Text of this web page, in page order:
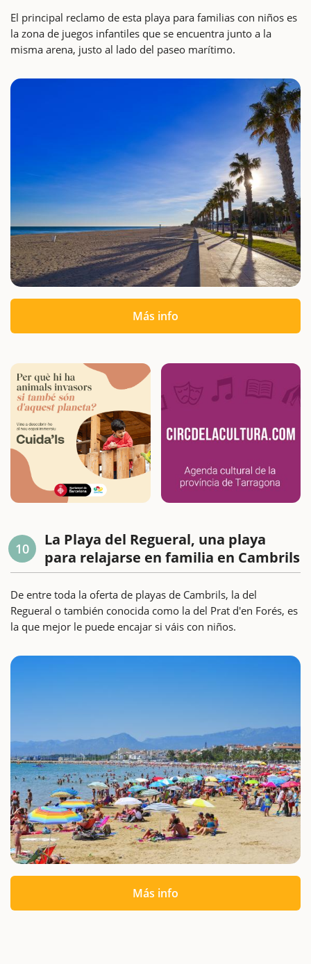
El principal reclamo de esta playa para familias con niños es
la zona de juegos infantiles que se encuentra junto a la
misma arena, justo al lado del paseo marítimo.
Más info
10
La Playa del Regueral, una playa
para relajarse en familia en Cambrils
De entre toda la oferta de playas de Cambrils, la del
Regueral o también conocida como la del Prat d'en Forés, es
la que mejor le puede encajar si váis con niños.
Más info